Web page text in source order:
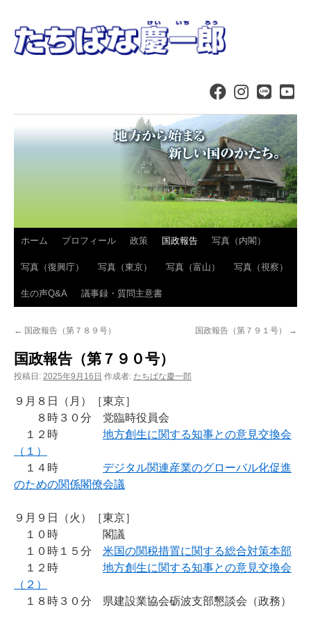
コ
ン
テ
へ
ス
ッ
ホーム プロフィール 政策 国政報告 写真（内閣）
写真（復興庁） 写真（東京） 写真（富山） 写真（視察）
生の声Q&A 議事録・質問主意書
← 国政報告（第７８９号） 国政報告（第７９１号） →
国政報告（第７９０号）
投稿日: 2025年9月16日 作成者: たちばな慶一郎
９月８日（月）［東京］
８時３０分 党臨時役員会
１２時 地方創生に関する知事との意見交換会
（１）
１４時 デジタル関連産業のグローバル化促進
のための関係閣僚会議
９月９日（火）［東京］
１０時 閣議
１０時１５分 米国の関税措置に関する総合対策本部
１２時 地方創生に関する知事との意見交換会
（２）
１８時３０分 県建設業協会砺波支部懇談会（政務）